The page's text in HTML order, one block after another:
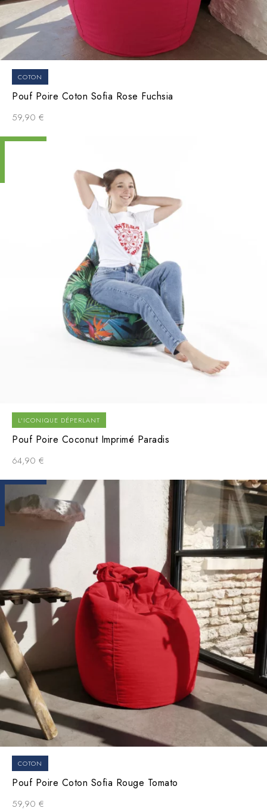
COTON
Pouf Poire Coton Sofia Rose Fuchsia
59,90 €
L'ICONIQUE DÉPERLANT
Pouf Poire Coconut Imprimé Paradis
64,90 €
COTON
Pouf Poire Coton Sofia Rouge Tomato
59,90 €